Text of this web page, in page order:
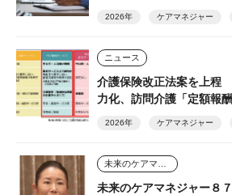
2026年 ケアマネジャー
ニュース
介護保険改正法案を上程
力化、訪問介護「定額報
2026年 ケアマネジャー
未来のケアマネジャー８